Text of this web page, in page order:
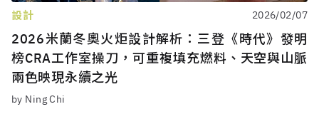
設計 2026/02/07
2026米蘭冬奧火炬設計解析：三登《時代》發明
榜CRA工作室操刀，可重複填充燃料、天空與山脈
兩色映現永續之光
by Ning Chi